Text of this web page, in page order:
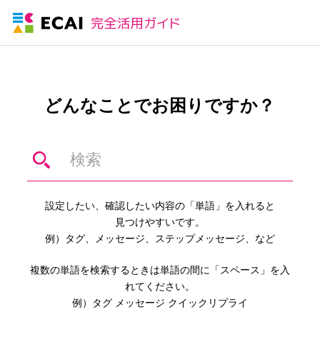
どんなことでお困りですか？
設定したい、確認したい内容の「単語」を入れると
見つけやすいです。
例）タグ、メッセージ、ステップメッセージ、など
複数の単語を検索するときは単語の間に「スペース」を入
れてください。
例）タグ メッセージ クイックリプライ